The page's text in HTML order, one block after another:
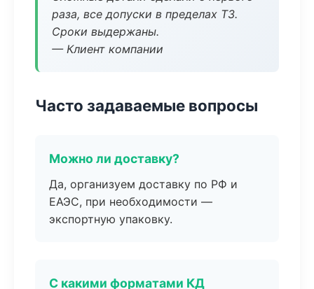
раза, все допуски в пределах ТЗ.
Сроки выдержаны.
— Клиент компании
Часто задаваемые вопросы
Можно ли доставку?
Да, организуем доставку по РФ и
ЕАЭС, при необходимости —
экспортную упаковку.
С какими форматами КД